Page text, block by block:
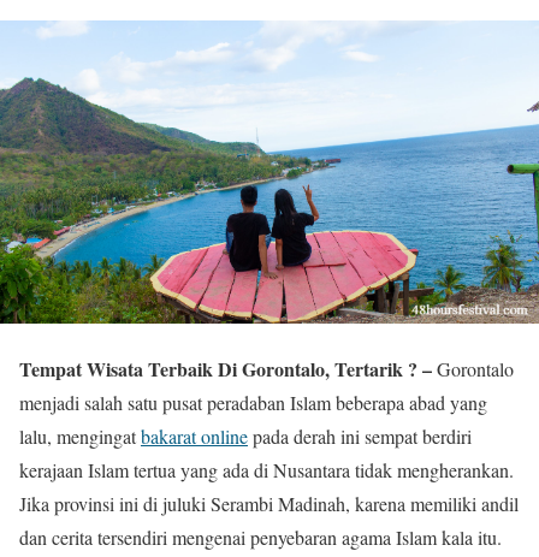
Tempat Wisata Terbaik Di Gorontalo, Tertarik ? –Gorontalo
menjadi salah satu pusat peradaban Islam beberapa abad yang
lalu, mengingatbakarat onlinepada derah ini sempat berdiri
kerajaan Islam tertua yang ada di Nusantara tidak mengherankan.
Jika provinsi ini di juluki Serambi Madinah, karena memiliki andil
dan cerita tersendiri mengenai penyebaran agama Islam kala itu.